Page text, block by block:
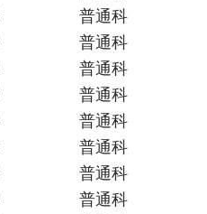
普通科
普通科
普通科
普通科
普通科
普通科
普通科
普通科